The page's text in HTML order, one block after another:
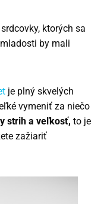
ktorých sa
by mali
je plný skvelých
vymeniť za niečo
strih a veľkosť, to je
zažiariť